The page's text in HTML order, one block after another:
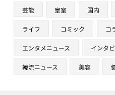
芸能 皇室 国内
ライフ コミック コ
エンタメニュース インタ
韓流ニュース 美容